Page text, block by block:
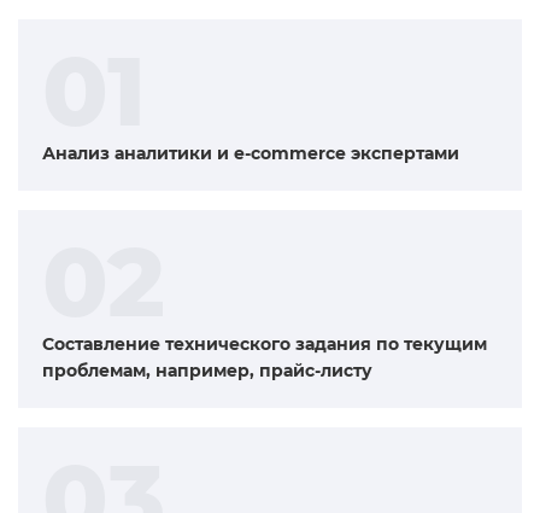
Анализ аналитики и e-commerce экспертами
Составление технического задания по текущим
проблемам, например, прайс-листу